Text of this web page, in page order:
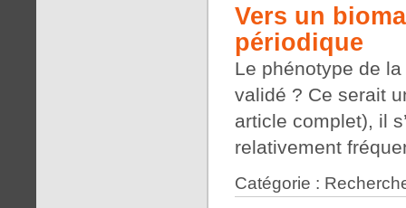
Vers un
périodique
Le phénotype de
validé ? Ce serait
article complet), il
relativement
Catégorie :